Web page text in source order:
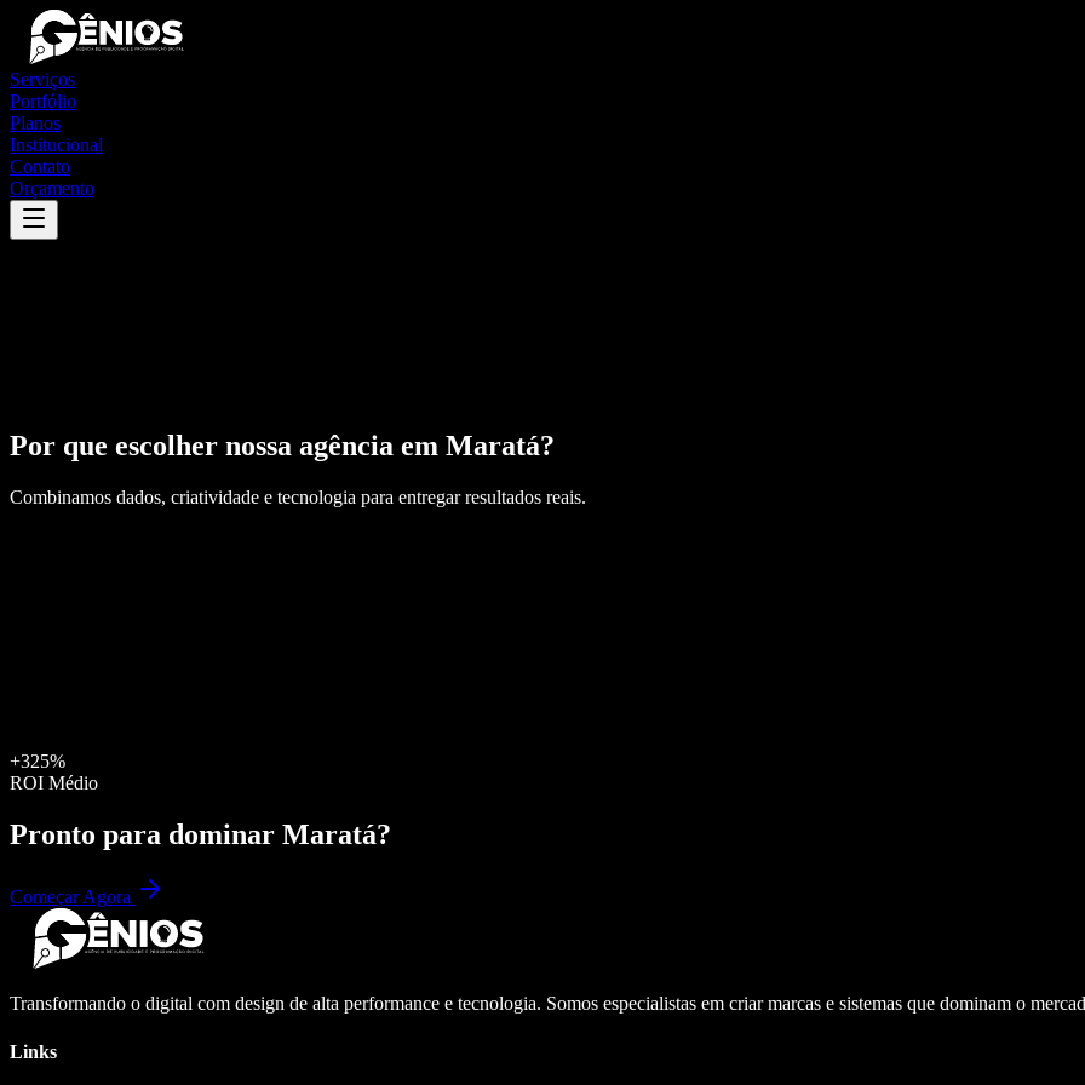
Serviços
Portfólio
Planos
Institucional
Contato
Orçamento
Por que escolher nossa agência em Maratá?
Combinamos dados, criatividade e tecnologia para entregar resultados reais.
+325%
ROI Médio
Pronto para dominar Maratá?
Começar Agora
Transformando o digital com design de alta performance e tecnologia. Somos especialistas em criar marcas e sistemas que dominam o
Links